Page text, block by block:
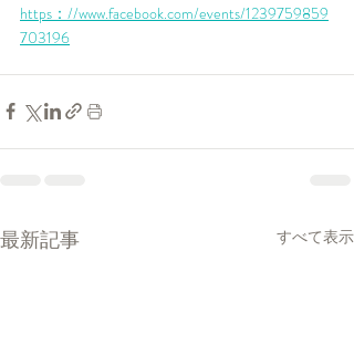
https：//www.facebook.com/events/1239759859
703196
最新記事 すべて表示